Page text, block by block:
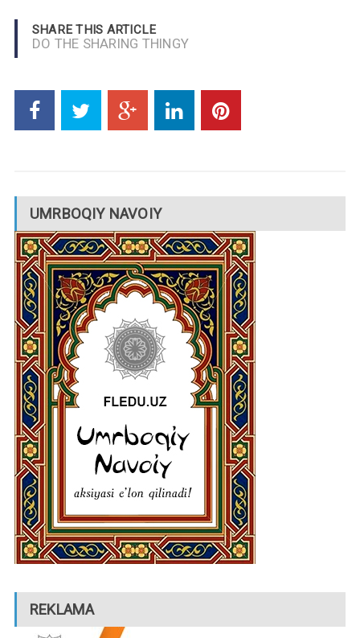
SHARE THIS ARTICLE
DO THE SHARING THINGY
UMRBOQIY NAVOIY
REKLAMA